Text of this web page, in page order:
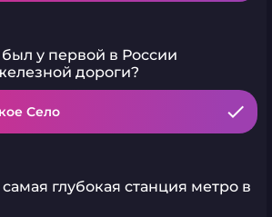
у первой в России
дороги?
Село
глубокая станция метро в